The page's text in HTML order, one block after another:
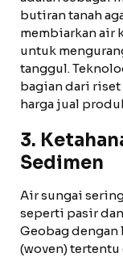
butiran tanah
membiarkan air
untuk
tanggul.
bagian dari riset
harga jual
3.
Sedimen
Air sungai
seperti pasir
Geobag dengan
(woven)